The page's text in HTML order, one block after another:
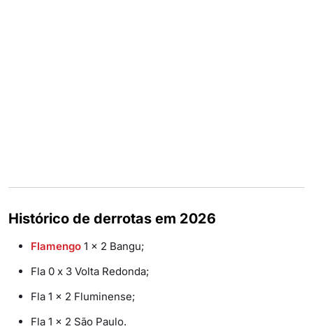
Histórico de derrotas em 2026
Flamengo 1 x 2 Bangu;
Fla 0 x 3 Volta Redonda;
Fla 1 x 2 Fluminense;
Fla 1 x 2 São Paulo.